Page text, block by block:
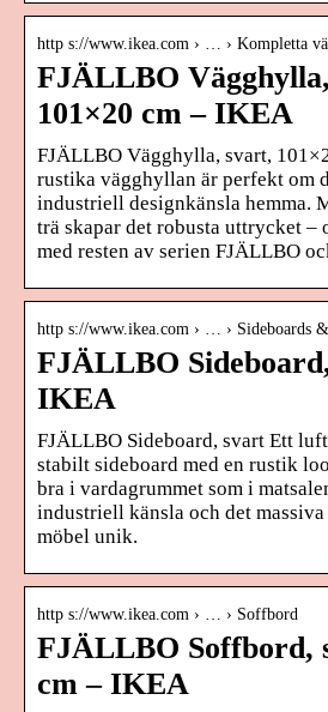
http s://www.ikea.com › … › Kompletta
FJÄLLBO
101×20 cm – IKEA
FJÄLLBO Vägghylla, svart,
rustika vägghyllan är perfekt om
industriell designkänsla hemma.
trä skapar det robusta uttrycket –
med resten av serien FJÄLLBO
http s://www.ikea.com › … › Sideboards
FJÄLLBO
IKEA
FJÄLLBO Sideboard, svart Ett
stabilt sideboard med en rustik
bra i vardagrummet som i
industriell känsla och det
möbel unik.
http s://www.ikea.com › … › Soffbord
FJÄLLBO Soffbord,
cm – IKEA